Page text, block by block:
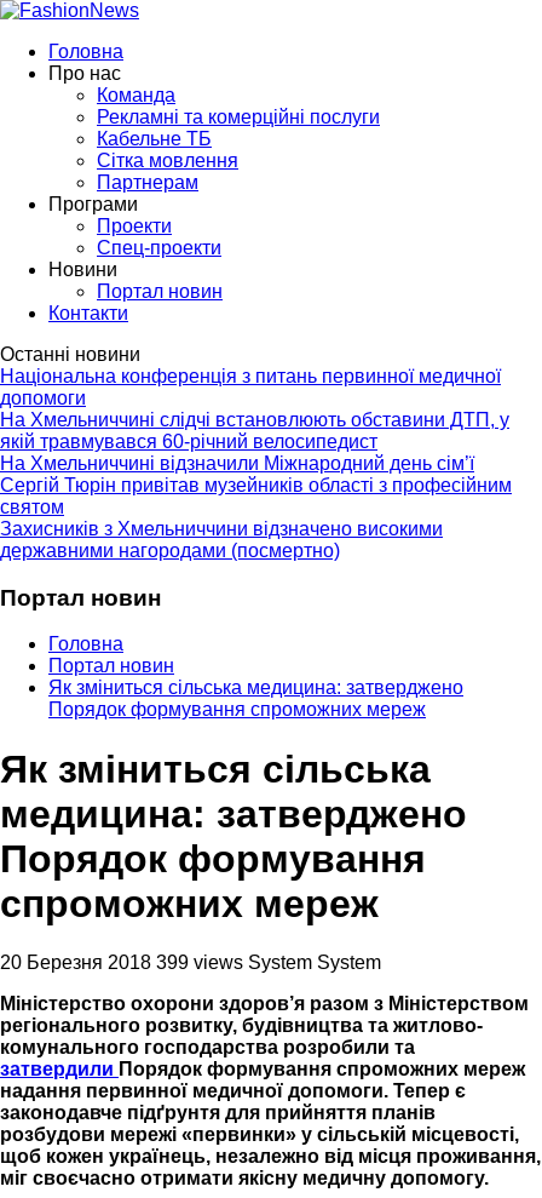
Головна
Про нас
Команда
Рекламні та комерційні послуги
Кабельне ТБ
Сітка мовлення
Партнерам
Програми
Проекти
Спец-проекти
Новини
Портал новин
Контакти
Останні новини
Національна конференція з питань первинної медичної
допомоги
На Хмельниччині слідчі встановлюють обставини ДТП, у
якій травмувався 60-річний велосипедист
На Хмельниччині відзначили Міжнародний день сім’ї
Сергій Тюрін привітав музейників області з професійним
святом
Захисників з Хмельниччини відзначено високими
державними нагородами (посмертно)
Портал новин
Головна
Портал новин
Як зміниться сільська медицина: затверджено
Порядок формування спроможних мереж
Як зміниться сільська
медицина: затверджено
Порядок формування
спроможних мереж
20 Березня 2018 399 views System System
Міністерство охорони здоров’я разом з Міністерством
регіонального розвитку, будівництва та житлово-
комунального господарства розробили та
затвердили Порядок формування спроможних мереж
надання первинної медичної допомоги. Тепер є
законодавче підґрунтя для прийняття планів
розбудови мережі «первинки» у сільській місцевості,
щоб кожен українець, незалежно від місця проживання,
міг своєчасно отримати якісну медичну допомогу.